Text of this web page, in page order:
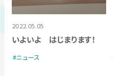
2022.05.05
いよいよ はじまります！
ニュース